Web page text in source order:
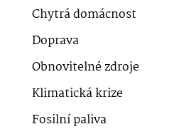
Chytrá domácnost
Doprava
Obnovitelné zdroje
Klimatická krize
Fosilní paliva